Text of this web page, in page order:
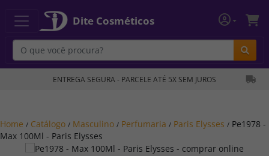
Dite Cosméticos
ENTREGA SEGURA - PARCELE ATÉ 5X SEM JUROS
Home / Catálogo / Masculino / Perfumaria / Paris Elysses / Pe1978 -
Max 100Ml - Paris Elysses